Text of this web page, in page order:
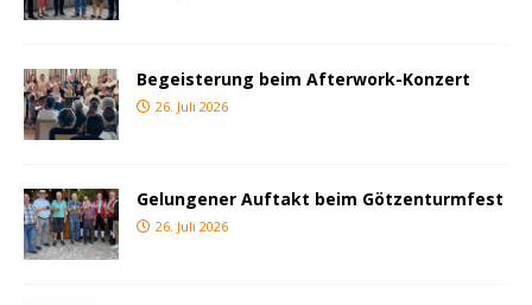
Begeisterung beim Afterwork-Konzert
26. Juli 2026
Gelungener Auftakt beim Götzenturmfest
26. Juli 2026